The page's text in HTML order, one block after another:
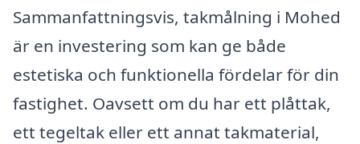
Sammanfattningsvis, takmålning i Mohed
är en investering som kan ge både
estetiska och funktionella fördelar för din
fastighet. Oavsett om du har ett plåttak,
ett tegeltak eller ett annat takmaterial,